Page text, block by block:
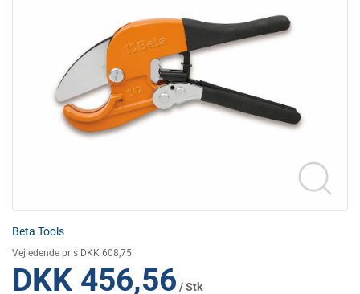
Beta Tools
Vejledende pris DKK 608,75
DKK 456,56 / Stk